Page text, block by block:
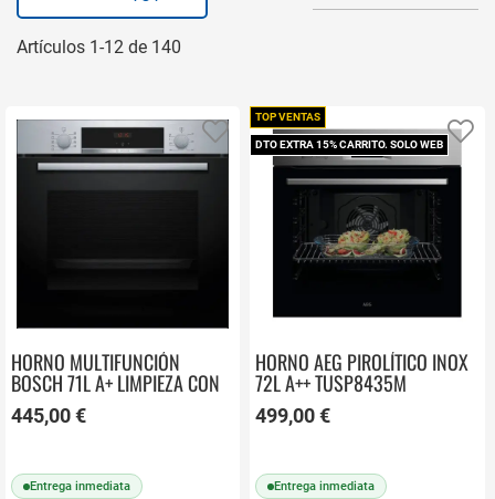
Artículos 1-12 de 140
Añadir a favoritos
HORNO MULTIFUNCIÓN
BOSCH 71L A+ LIMPIEZA CON
AGUA HBA514ES3
445,00 €
Entrega inmediata
TOP VENTAS
DTO EXTRA 15% CARRITO. SOLO WEB
HORNO AEG PIROLÍTICO INOX
72L A++ TUSP8435M
499,00 €
Entrega inmediata